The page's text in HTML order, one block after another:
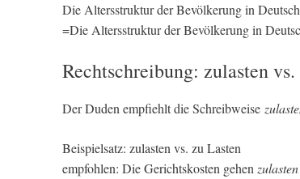
Die Altersstruktur der Bevölkerung in
=Die Altersstruktur der Bevölkerung in
Rechtschreibung: zulasten
Der Duden empfiehlt die Schreibweise
Beispielsatz: zulasten vs. zu Lasten
empfohlen: Die Gerichtskosten gehenzulasten